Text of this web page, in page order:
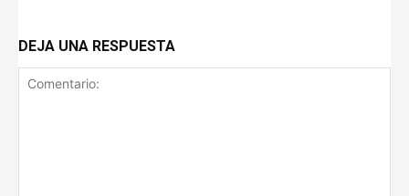
DEJA UNA RESPUESTA